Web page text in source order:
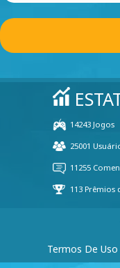
Termos De Uso